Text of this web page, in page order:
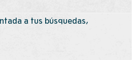
a tus búsquedas,